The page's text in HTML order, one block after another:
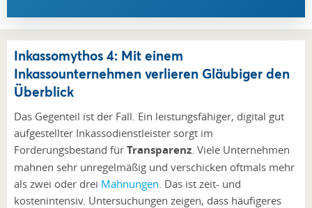
Inkassomythos 4: Mit einem
Inkassounternehmen verlieren Gläubiger den
Überblick
Das Gegenteil ist der Fall. Ein leistungsfähiger, digital gut
aufgestellter Inkassodienstleister sorgt im
Forderungsbestand für Transparenz . Viele Unternehmen
mahnen sehr unregelmäßig und verschicken oftmals mehr
als zwei oder drei Mahnungen . Das ist zeit- und
kostenintensiv. Untersuchungen zeigen, dass häufigeres